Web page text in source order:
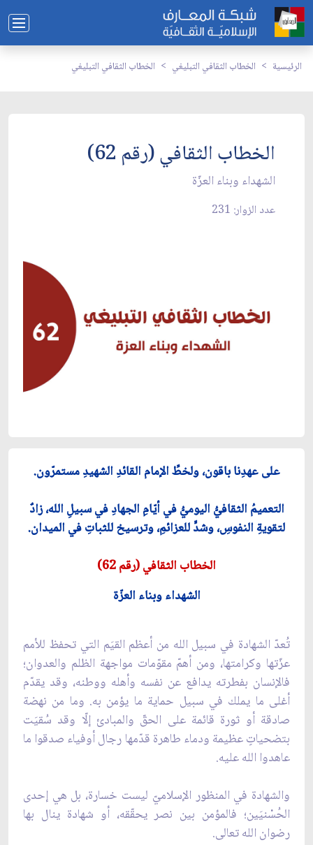
الرئيسية الخطاب الثقافي التبليغي الخطاب الثقافي التبليغي
الخطاب الثقافي (رقم 62)
الشهداء وبناء العزّة
عدد الزوار: 231
على عهدِنا باقون، ولخطِّ الإمام القائدِ الشهيدِ مستمرّون.
التعميمُ الثقافيُّ اليوميُّ في أيّامِ الجهادِ في سبيلِ الله، زادٌ
لتقويةِ النفوسِ، وشدٍّ للعزائمِ، وترسيخ للثباتِ في الميدان.
الخطاب الثقافي (رقم 62)
الشهداء وبناء العزّة
تُعدّ الشهادة في سبيل الله من أعظم القيَم التي تحفظ للأمم
عزّتها وكرامتها، ومن أهمّ مقوّمات مواجهة الظلم والعدوان؛
فالإنسان بفطرته يدافع عن نفسه وأهله ووطنه، وقد يقدّم
أغلى ما يملك في سبيل حماية ما يؤمن به. وما من نهضة
صادقة أو ثورة قائمة على الحقّ والمبادئ إلّا وقد سُقيَت
بتضحياتٍ عظيمة ودماء طاهرة قدّمها رجال أوفياء صدقوا ما
عاهدوا الله عليه.
والشهادة في المنظور الإسلاميّ ليست خسارة، بل هي إحدى
الحُسْنيَين؛ فالمؤمن بين نصر يحقّقه، أو شهادة ينال بها
رضوان الله تعالى.